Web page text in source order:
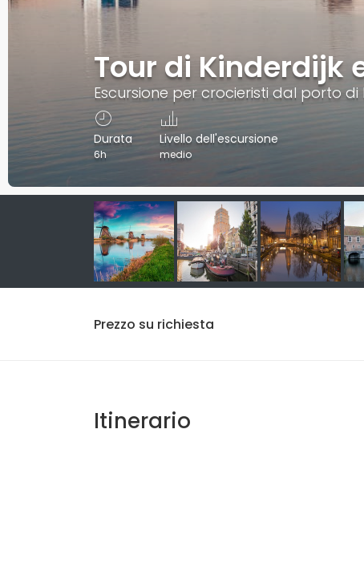
Tour di Kinderdijk
Escursione per crocieristi dal porto di
Durata
6h
Livello dell'escursione
medio
Prezzo su richiesta
Itinerario